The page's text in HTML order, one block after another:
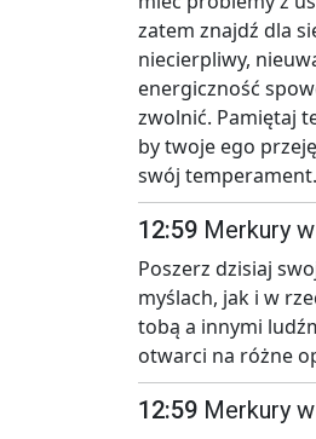
zatem znajdź dla
niecierpliwy,
energiczność
zwolnić. Pamiętaj
by twoje ego
swój
12:59 Merkury
Poszerz dzisiaj
myślach, jak i w
tobą a innymi
otwarci na różne
12:59 Merkury